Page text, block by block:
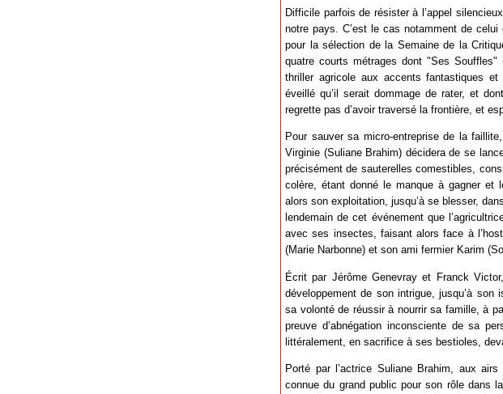
Difficile parfois de résister à l’appel
notre pays. C’est le cas notamment de
pour la sélection de la Semaine de la
quatre courts métrages dont "Ses
thriller agricole aux accents fantastiques
éveillé qu’il serait dommage de rater, et
regrette pas d’avoir traversé la frontière, et
Pour sauver sa micro-entreprise de la
Virginie (Suliane Brahim) décidera de se
précisément de sauterelles comestibles,
colère, étant donné le manque à gagner et
alors son exploitation, jusqu’à se blesser,
lendemain de cet événement que
avec ses insectes, faisant alors face à
(Marie Narbonne) et son ami fermier Karim
Écrit par Jérôme Genevray et Franck
développement de son intrigue, jusqu’à
sa volonté de réussir à nourrir sa famille, à
preuve d’abnégation inconsciente de sa
littéralement, en sacrifice à ses bestioles,
Porté par l’actrice Suliane Brahim, aux
connue du grand public pour son rôle dans